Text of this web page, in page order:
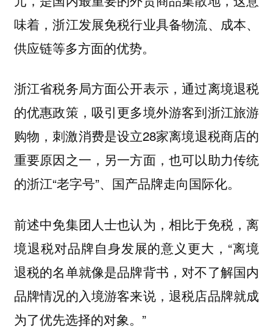
味着，浙江发展免税行业具备物流、成本、
供应链等多方面的优势。
浙江省税务局方面公开表示，通过离境退税
的优惠政策，吸引更多境外游客到浙江旅游
购物，刺激消费是设立28家离境退税商店的
重要原因之一，另一方面，也可以助力传统
的浙江“老字号”、国产品牌走向国际化。
前述中免集团人士也认为，相比于免税，离
境退税对品牌自身发展的意义更大，“离境
退税的名单就像是品牌背书，对不了解国内
品牌情况的入境游客来说，退税店品牌就成
为了优先选择的对象。”